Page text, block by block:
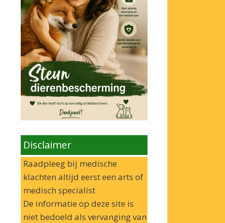
Disclaimer
Raadpleeg bij medische
klachten altijd eerst een arts of
medisch specialist
De informatie op deze site is
niet bedoeld als vervanging van